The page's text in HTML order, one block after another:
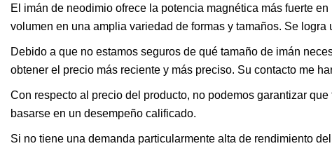
El imán de neodimio ofrece la potencia magnética más fuerte
volumen en una amplia variedad de formas y tamaños. Se
Debido a que no estamos seguros de qué tamaño de imán
obtener el precio más reciente y más preciso. Su contacto me
Con respecto al precio del producto, no podemos garantizar
basarse en un desempeño calificado.
Si no tiene una demanda particularmente alta de rendimiento